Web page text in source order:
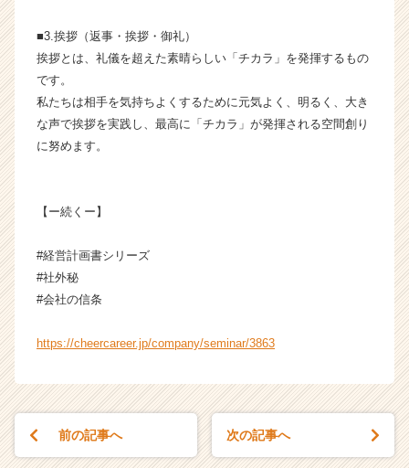
（C
h
e
■3.挨拶（返事・挨拶・御礼）
挨拶とは、礼儀を超えた素晴らしい「チカラ」を発揮するもの
です。
私たちは相手を気持ちよくするために元気よく、明るく、大き
な声で挨拶を実践し、最高に「チカラ」が発揮される空間創り
に努めます。
【ー続くー】
#経営計画書シリーズ
#社外秘
#会社の信条
https://cheercareer.jp/company/seminar/3863
前の記事へ 次の記事へ